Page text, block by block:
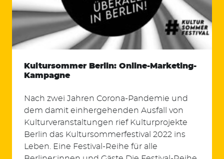
Kultursommer Berlin: Online-Marketing-
Kampagne
Nach zwei Jahren Corona-Pandemie und
dem damit einhergehenden Ausfall von
Kulturveranstaltungen rief Kulturprojekte
Berlin das Kultursommerfestival 2022 ins
Leben. Eine Festival-Reihe für alle